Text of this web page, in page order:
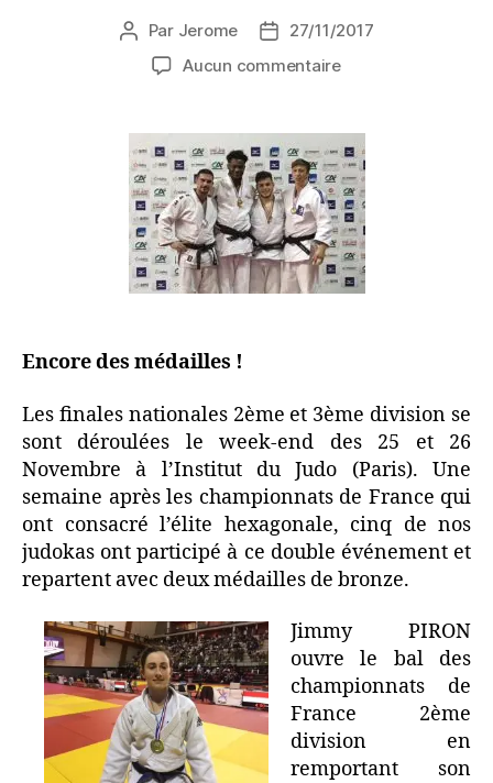
Par Jerome
27/11/2017
Aucun commentaire
Encore des médailles !
Les finales nationales 2ème et 3ème division se
sont déroulées le week-end des 25 et 26
Novembre à l’Institut du Judo (Paris). Une
semaine après les championnats de France qui
ont consacré l’élite hexagonale, cinq de nos
judokas ont participé à ce double événement et
repartent avec deux médailles de bronze.
Jimmy PIRON
ouvre le bal des
championnats de
France 2ème
division en
remportant son